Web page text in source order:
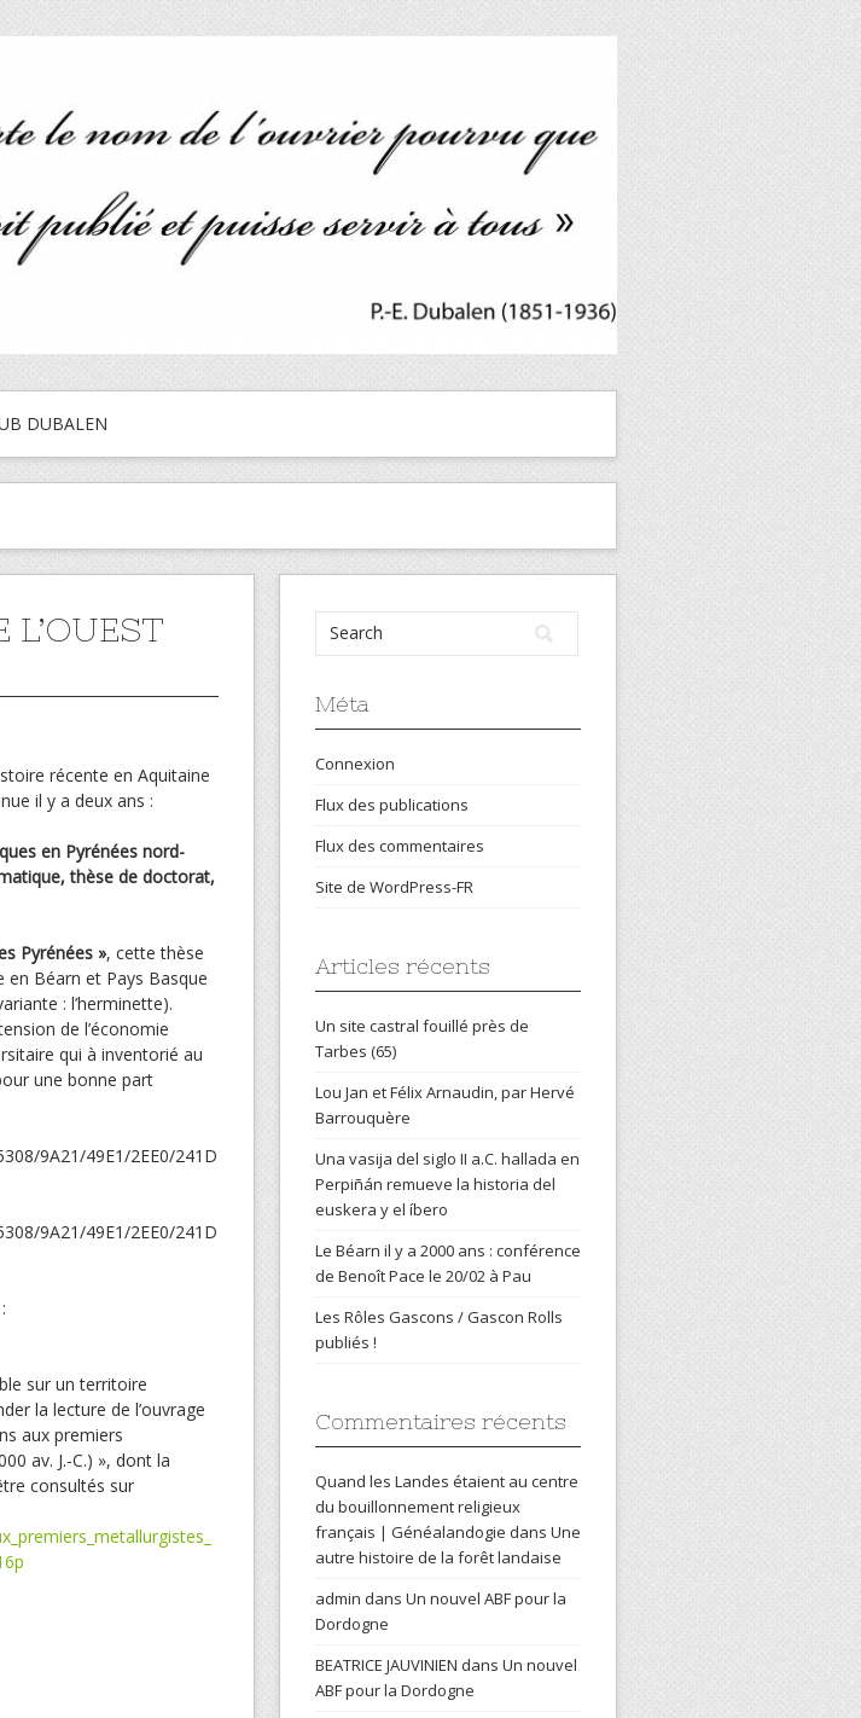
DUBALEN
récente en Aquitaine
il y a deux ans :
en Pyrénées nord-
thèse de doctorat,
Pyrénées », cette thèse
Béarn et Pays Basque
: l’herminette).
de l’économie
qui à inventorié au
une bonne part
sur un territoire
la lecture de l’ouvrage
aux premiers
av. J.-C.) », dont la
consultés sur
Méta
Connexion
Flux des publications
Flux des commentaires
Site de WordPress-FR
Articles récents
Un site castral fouillé près de
Tarbes (65)
Lou Jan et Félix Arnaudin, par Hervé
Barrouquère
Una vasija del siglo II a.C. hallada en
Perpiñán remueve la historia del
euskera y el íbero
Le Béarn il y a 2000 ans : conférence
de Benoît Pace le 20/02 à Pau
Les Rôles Gascons / Gascon Rolls
publiés !
Commentaires récents
Quand les Landes étaient au centre
du bouillonnement religieux
français | Généalandogie dans Une
autre histoire de la forêt landaise
admin dans Un nouvel ABF pour la
Dordogne
BEATRICE JAUVINIEN dans Un nouvel
ABF pour la Dordogne